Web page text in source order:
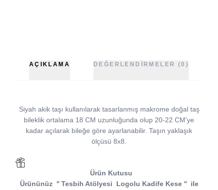
AÇIKLAMA DEĞERLENDIRMELER (0)
Siyah akik taşı kullanılarak tasarlanmış makrome doğal taş
bileklik ortalama 18 CM uzunluğunda olup 20-22 CM'ye
kadar açılarak bileğe göre ayarlanabilir. Taşın yaklaşık
ölçüsü 8x8.
Ürün Kutusu
Ürününüz '' Tesbih Atölyesi Logolu Kadife Kese '' ile